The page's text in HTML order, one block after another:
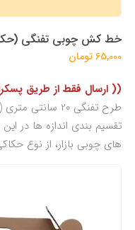
خط کش چوبی تفنگی
65,000 تومان
(( ارسال فقط از طریق
طرح تفنگی 20
تقسیم بندی اندازه ها در
های چوبی بازار، از نوع